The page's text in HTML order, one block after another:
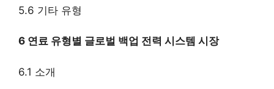
5.6 기타 유형
6 연료 유형별 글로벌 백업 전력 시스템 시장
6.1 소개